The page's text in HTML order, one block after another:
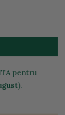
pentru
).